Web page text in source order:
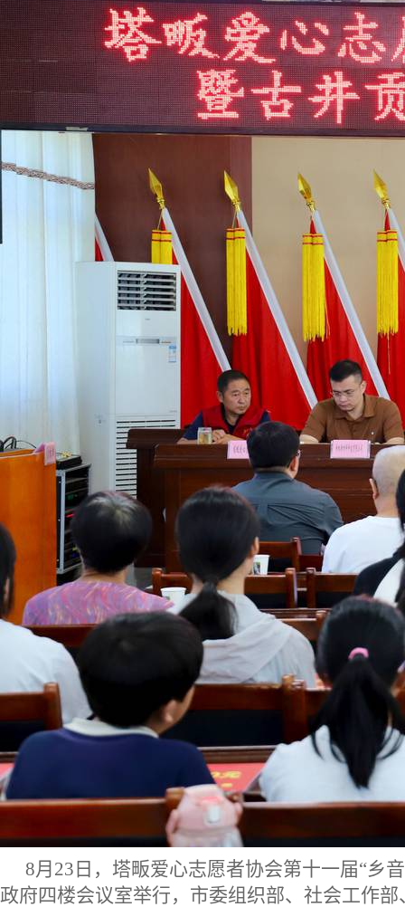
8月23日，塔畈爱心志愿者协会第十一届“乡
政府四楼会议室举行，市委组织部、社会工作